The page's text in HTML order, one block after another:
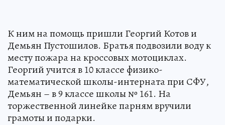
К ним на помощь пришли Георгий Котов и
Демьян Пустошилов. Братья подвозили воду к
месту пожара на кроссовых мотоциклах.
Георгий учится в 10 классе физико-
математической школы-интерната при СФУ,
Демьян – в 9 классе школы № 161. На
торжественной линейке парням вручили
грамоты и подарки.